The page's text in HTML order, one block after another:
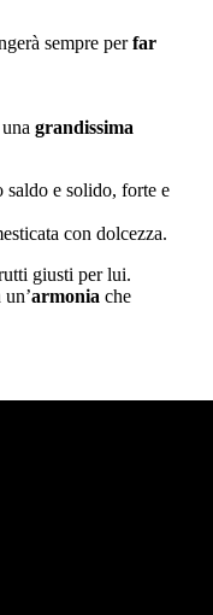
sempre perfar
grandissima
saldo e solido, forte e
con dolcezza.
giusti per lui.
armonia che